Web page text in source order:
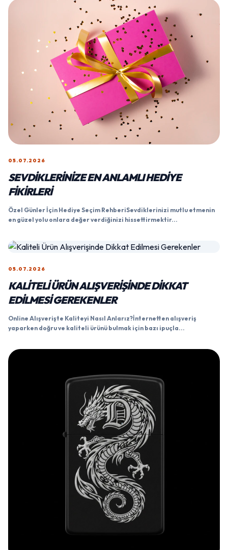
05.07.2026
SEVDIKLERINIZE EN ANLAMLI HEDIYE
FIKIRLERI
Özel Günler İçin Hediye Seçim RehberiSevdiklerinizi mutlu etmenin
en güzel yolu onlara değer verdiğinizi hissettirmektir...
05.07.2026
KALITELI ÜRÜN ALIŞVERIŞINDE DIKKAT
EDILMESI GEREKENLER
Online Alışverişte Kaliteyi Nasıl Anlarız?İnternetten alışveriş
yaparken doğru ve kaliteli ürünü bulmak için bazı ipuçla...